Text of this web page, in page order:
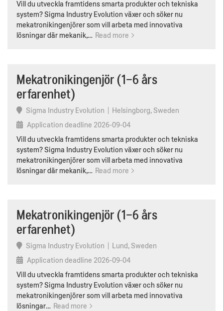
Vill du utveckla framtidens smarta produkter och tekniska
system? Sigma Industry Evolution växer och söker nu
mekatronikingenjörer som vill arbeta med innovativa
lösningar där mekanik,… Read more
Mekatronikingenjör (1–6 års
erfarenhet)
Sigma Industry Evolution
Helsingborg, Sweden
Application deadline 2026-09-04
Vill du utveckla framtidens smarta produkter och tekniska
system? Sigma Industry Evolution växer och söker nu
mekatronikingenjörer som vill arbeta med innovativa
lösningar där mekanik,… Read more
Mekatronikingenjör (1–6 års
erfarenhet)
Sigma Industry Evolution
Lund, Sweden
Application deadline 2026-09-04
Vill du utveckla framtidens smarta produkter och tekniska
system? Sigma Industry Evolution växer och söker nu
mekatronikingenjörer som vill arbeta med innovativa
lösningar… Read more